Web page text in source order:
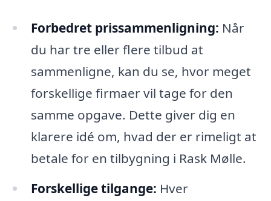
Forbedret prissammenligning: Når
du har tre eller flere tilbud at
sammenligne, kan du se, hvor meget
forskellige firmaer vil tage for den
samme opgave. Dette giver dig en
klarere idé om, hvad der er rimeligt at
betale for en tilbygning i Rask Mølle.
Forskellige tilgange: Hver